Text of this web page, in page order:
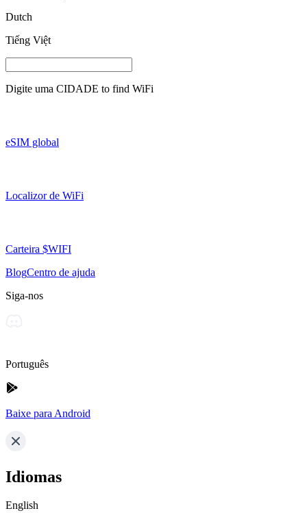
Dutch
Tiếng Việt
Digite uma CIDADE to find WiFi
eSIM global
Localizor de WiFi
Carteira $WIFI
BlogCentro de ajuda
Siga-nos
Português
Baixe para Android
Idiomas
English